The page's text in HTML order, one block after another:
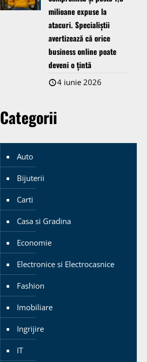
milioane expuse la
atacuri. Specialiștii
avertizează că orice
business online poate
deveni o țintă
4 iunie 2026
Categorii
Auto
Bijuterii
Carti
Casa si Gradina
Economie
Electronice si Electrocasnice
Fashion
Imobiliare
Ingrijire
IT